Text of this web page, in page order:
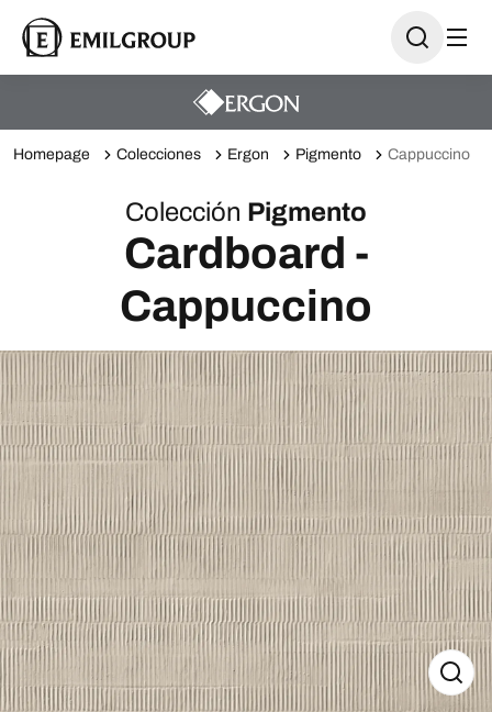
Homepage Colecciones Ergon Pigmento Cappuccino
Colección Pigmento
Cardboard -
Cappuccino